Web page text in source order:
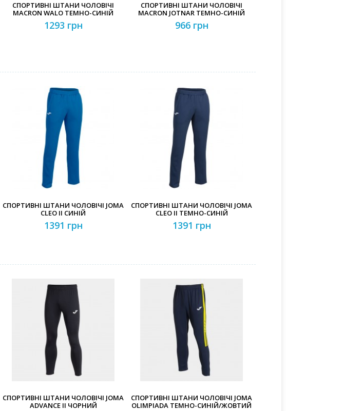
СПОРТИВНІ ШТАНИ ЧОЛОВІЧІ
MACRON WALO ТЕМНО-СИНІЙ
1293 грн
СПОРТИВНІ ШТАНИ ЧОЛОВІЧІ
MACRON JOTNAR ТЕМНО-СИНІЙ
966 грн
СПОРТИВНІ ШТАНИ ЧОЛОВІЧІ JOMA
CLEO II СИНІЙ
1391 грн
СПОРТИВНІ ШТАНИ ЧОЛОВІЧІ JOMA
CLEO II ТЕМНО-СИНІЙ
1391 грн
СПОРТИВНІ ШТАНИ ЧОЛОВІЧІ JOMA
ADVANCE II ЧОРНИЙ
СПОРТИВНІ ШТАНИ ЧОЛОВІЧІ JOMA
OLIMPIADA ТЕМНО-СИНІЙ/ЖОВТИЙ